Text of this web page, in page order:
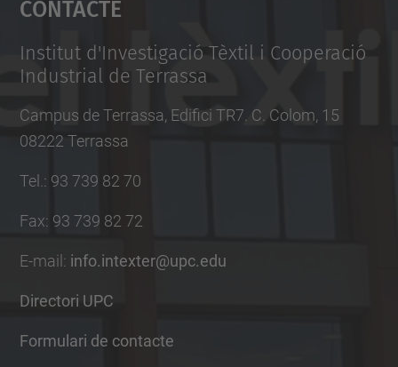
Institut d'Investigació Tèxtil i Cooperació
Industrial de Terrassa
Campus de Terrassa, Edifici TR7. C. Colom, 15
08222 Terrassa
Tel. : 93 739 82 70
Fax: 93 739 82 72
E-mail : info.intexter@upc.edu
Directori UPC
Formulari de contacte